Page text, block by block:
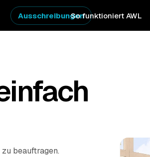
So funktioniert AWL
Ausschreibungen
beauftragen.